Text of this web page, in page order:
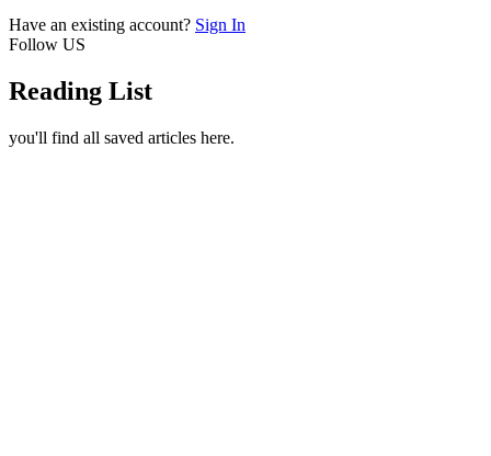
Have an existing account? Sign In
Follow US
Reading List
you'll find all saved articles here.